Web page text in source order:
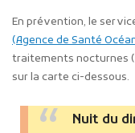
En prévention, le
(Agence de Santé
traitements nocturnes
sur la carte ci-dessous.
Nuit du